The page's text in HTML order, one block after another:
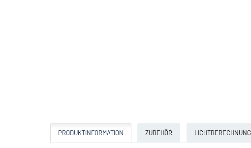
PRODUKTINFORMATION ZUBEHÖR LICHTBERECHNUNG